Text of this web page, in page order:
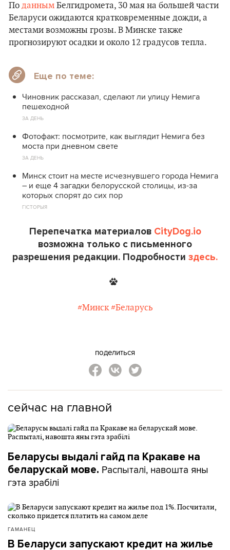
По данным Белгидромета, 30 мая на большей части
Беларуси ожидаются кратковременные дожди, а
местами возможны грозы. В Минске также
прогнозируют осадки и около 12 градусов тепла.
Еще по теме:
Чиновник рассказал, сделают ли улицу Немига
пешеходной
ЗА ДЕНЬ
Фотофакт: посмотрите, как выглядит Немига без
моста при дневном свете
ЗА ДЕНЬ
Минск стоит на месте исчезнувшего города Немига
– и еще 4 загадки белорусской столицы, из-за
которых спорят до сих пор
ГІСТОРЫЯ
Перепечатка материалов CityDog.io
возможна только с письменного
разрешения редакции. Подробности здесь.
#Минск #Беларусь
поделиться
сейчас на главной
Беларусы выдалі гайд па Кракаве на
беларускай мове. Распыталі, навошта яны
гэта зрабілі
ГАМАНЕЦ
В Беларуси запускают кредит на жилье